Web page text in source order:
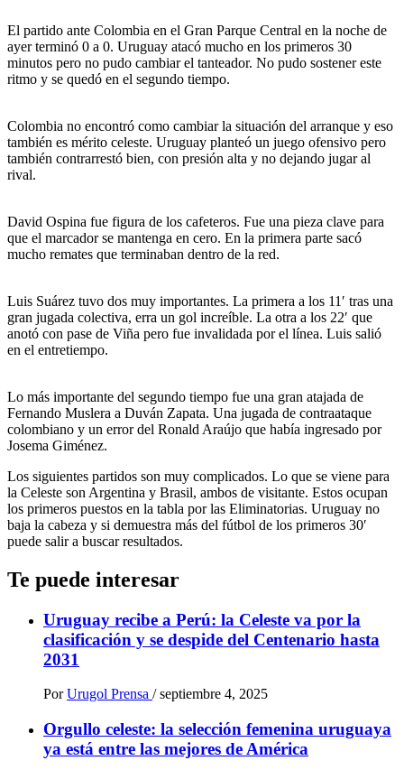
El partido ante Colombia en el Gran Parque Central en la noche de
ayer terminó 0 a 0. Uruguay atacó mucho en los primeros 30
minutos pero no pudo cambiar el tanteador. No pudo sostener este
ritmo y se quedó en el segundo tiempo.
Colombia no encontró como cambiar la situación del arranque y eso
también es mérito celeste. Uruguay planteó un juego ofensivo pero
también contrarrestó bien, con presión alta y no dejando jugar al
rival.
David Ospina fue figura de los cafeteros. Fue una pieza clave para
que el marcador se mantenga en cero. En la primera parte sacó
mucho remates que terminaban dentro de la red.
Luis Suárez tuvo dos muy importantes. La primera a los 11′ tras una
gran jugada colectiva, erra un gol increíble. La otra a los 22′ que
anotó con pase de Viña pero fue invalidada por el línea. Luis salió
en el entretiempo.
Lo más importante del segundo tiempo fue una gran atajada de
Fernando Muslera a Duván Zapata. Una jugada de contraataque
colombiano y un error del Ronald Araújo que había ingresado por
Josema Giménez.
Los siguientes partidos son muy complicados. Lo que se viene para
la Celeste son Argentina y Brasil, ambos de visitante. Estos ocupan
los primeros puestos en la tabla por las Eliminatorias. Uruguay no
baja la cabeza y si demuestra más del fútbol de los primeros 30′
puede salir a buscar resultados.
Te puede interesar
Uruguay recibe a Perú: la Celeste va por la
clasificación y se despide del Centenario hasta
2031
Por Urugol Prensa / septiembre 4, 2025
Orgullo celeste: la selección femenina uruguaya
ya está entre las mejores de América